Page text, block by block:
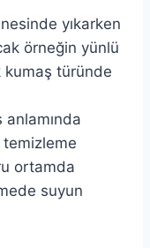
yıkarken
örneğin yünlü
türünde
anlamında
temizleme
ortamda
suyun